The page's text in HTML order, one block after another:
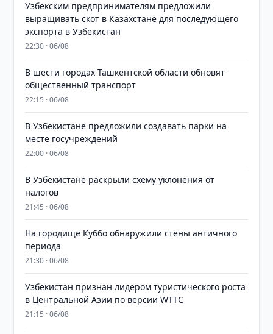
Узбекским предпринимателям предложили
выращивать скот в Казахстане для последующего
экспорта в Узбекистан
22:30 · 06/08
В шести городах Ташкентской области обновят
общественный транспорт
22:15 · 06/08
В Узбекистане предложили создавать парки на
месте госучреждений
22:00 · 06/08
В Узбекистане раскрыли схему уклонения от
налогов
21:45 · 06/08
На городище Куббо обнаружили стены античного
периода
21:30 · 06/08
Узбекистан признан лидером туристического роста
в Центральной Азии по версии WTTC
21:15 · 06/08